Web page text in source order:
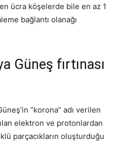
ücra köşelerde bile en az 1
bağlantı olanağı
Güneş fırtınası
“korona” adı verilen
elektron ve protonlardan
parçacıkların oluşturduğu